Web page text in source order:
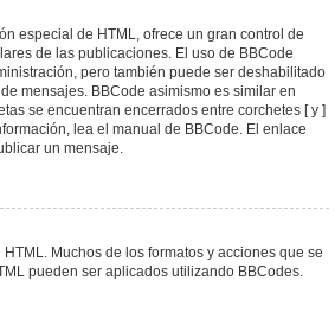
especial de HTML, ofrece un gran control de
de las publicaciones. El uso de BBCode
pero también puede ser deshabilitado
mensajes. BBCode asimismo es similar en
se encuentran encerrados entre corchetes [ y ]
lea el manual de BBCode. El enlace
un mensaje.
Muchos de los formatos y acciones que se
pueden ser aplicados utilizando BBCodes.